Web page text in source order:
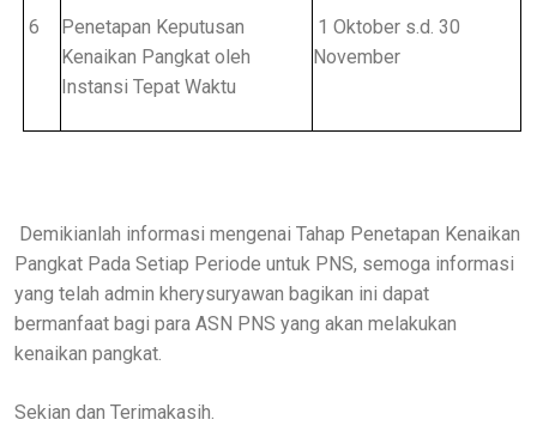
6
Penetapan Keputusan
Kenaikan Pangkat oleh
Instansi Tepat Waktu
1 Oktober s.d. 30
November
Demikianlah informasi mengenai Tahap Penetapan Kenaikan
Pangkat Pada Setiap Periode untuk PNS, semoga informasi
yang telah admin kherysuryawan bagikan ini dapat
bermanfaat bagi para ASN PNS yang akan melakukan
kenaikan pangkat.
Sekian dan Terimakasih.